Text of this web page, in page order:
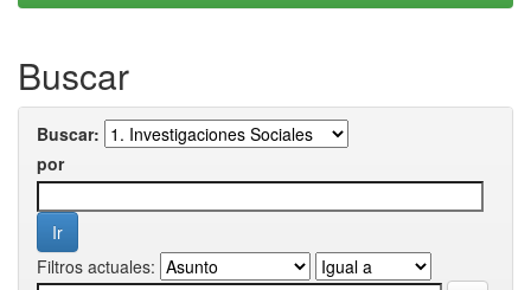
Buscar
Buscar:
por
Filtros actuales: